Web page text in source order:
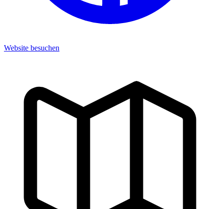
Website besuchen